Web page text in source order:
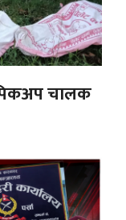
चालक